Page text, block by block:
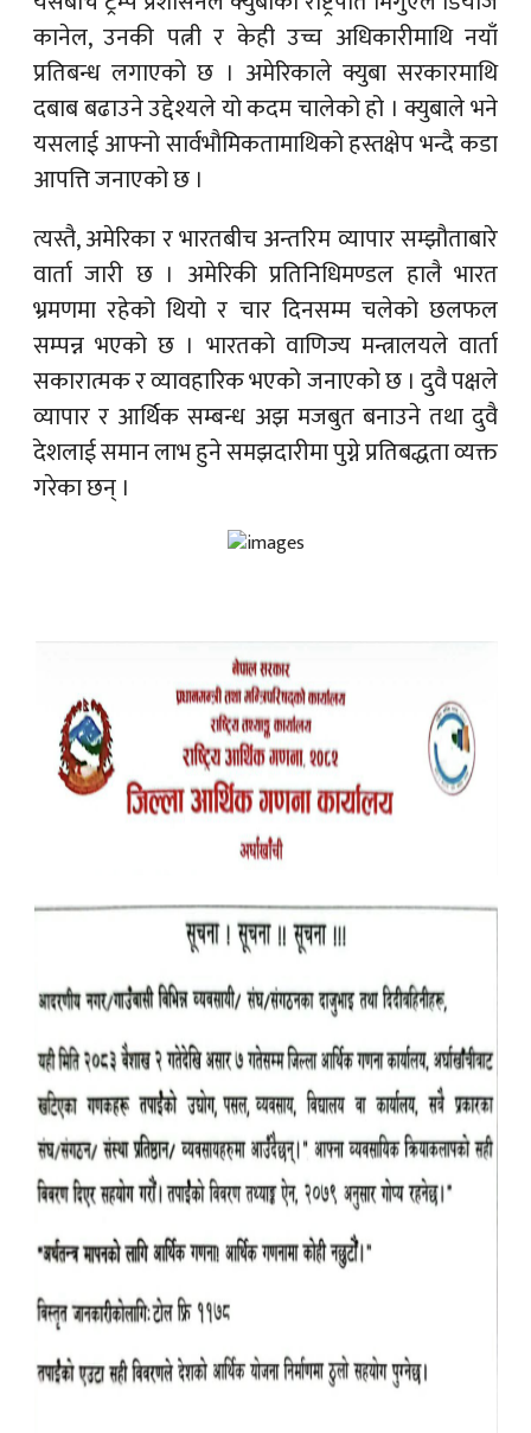
कानेल, उनकी पत्नी र केही उच्च अधिकारीमाथि नयाँ
प्रतिबन्ध लगाएको छ । अमेरिकाले क्युबा सरकारमाथि
दबाब बढाउने उद्देश्यले यो कदम चालेको हो । क्युबाले भने
यसलाई आफ्नो सार्वभौमिकतामाथिको हस्तक्षेप भन्दै कडा
आपत्ति जनाएको छ ।
त्यस्तै, अमेरिका र भारतबीच अन्तरिम व्यापार सम्झौताबारे
वार्ता जारी छ । अमेरिकी प्रतिनिधिमण्डल हालै भारत
भ्रमणमा रहेको थियो र चार दिनसम्म चलेको छलफल
सम्पन्न भएको छ । भारतको वाणिज्य मन्त्रालयले वार्ता
सकारात्मक र व्यावहारिक भएको जनाएको छ । दुवै पक्षले
व्यापार र आर्थिक सम्बन्ध अझ मजबुत बनाउने तथा दुवै
देशलाई समान लाभ हुने समझदारीमा पुग्ने प्रतिबद्धता व्यक्त
गरेका छन् ।